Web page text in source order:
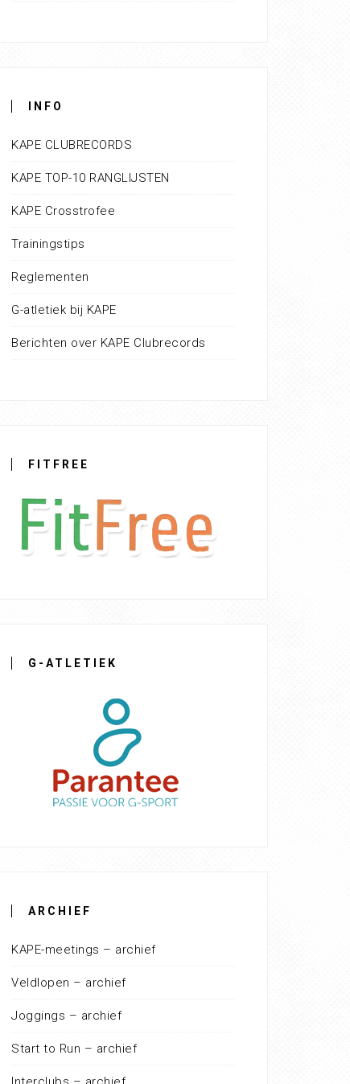
INFO
KAPE CLUBRECORDS
KAPE TOP-10 RANGLIJSTEN
KAPE Crosstrofee
Trainingstips
Reglementen
G-atletiek bij KAPE
Berichten over KAPE Clubrecords
FITFREE
G-ATLETIEK
ARCHIEF
KAPE-meetings – archief
Veldlopen – archief
Joggings – archief
Start to Run – archief